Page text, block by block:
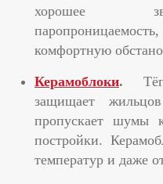
хорошее
комфортную
Керамоблоки.
защищает
пропускает шумы
постройки.
температур и даже